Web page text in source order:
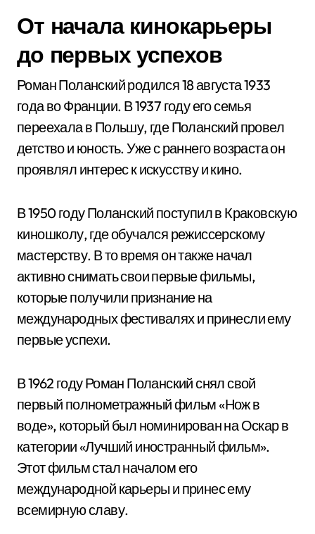
От начала кинокарьеры
до первых успехов
Роман Поланский родился 18 августа 1933
года во Франции. В 1937 году его семья
переехала в Польшу, где Поланский провел
детство и юность. Уже с раннего возраста он
проявлял интерес к искусству и кино.
В 1950 году Поланский поступил в Краковскую
киношколу, где обучался режиссерскому
мастерству. В то время он также начал
активно снимать свои первые фильмы,
которые получили признание на
международных фестивалях и принесли ему
первые успехи.
В 1962 году Роман Поланский снял свой
первый полнометражный фильм «Нож в
воде», который был номинирован на Оскар в
категории «Лучший иностранный фильм».
Этот фильм стал началом его
международной карьеры и принес ему
всемирную славу.